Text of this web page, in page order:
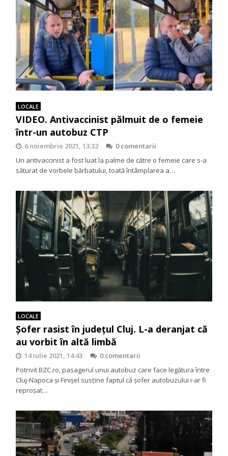
LOCALE
VIDEO. Antivaccinist pălmuit de o femeie
într-un autobuz CTP
6 noiembrie 2021, 13:32
0 comentarii
Un antivaccinist a fost luat la palme de către o femeie care s-a
săturat de vorbele bărbatului, toată întâmplarea a…
LOCALE
Șofer rasist în județul Cluj. L-a deranjat că
au vorbit în altă limbă
14 iulie 2021, 14:43
0 comentarii
Potrivit BZC.ro, pasagerul unui autobuz care face legătura între
Cluj-Napoca și Finișel susține faptul că șofer autobuzului i-ar fi
reproșat…